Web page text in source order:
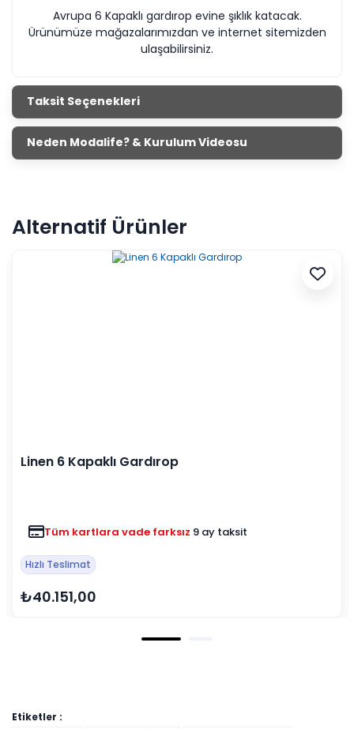
Avrupa 6 Kapaklı gardırop evine şıklık katacak.
Ürünümüze mağazalarımızdan ve internet sitemizden
ulaşabilirsiniz.
Taksit Seçenekleri
Neden Modalife? & Kurulum Videosu
Alternatif Ürünler
Linen 6 Kapaklı Gardırop
Tüm kartlara vade farksız 9 ay taksit
Hızlı Teslimat
₺40.151,00
Etiketler :